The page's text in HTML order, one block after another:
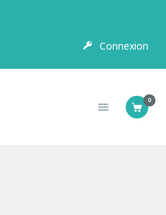
Connexion
0